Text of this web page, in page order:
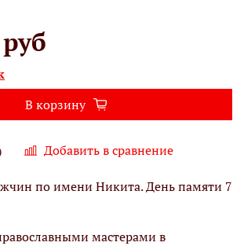
Добавить в сравнение
В корзину
по имени Никита. День памяти 7
мастерами в